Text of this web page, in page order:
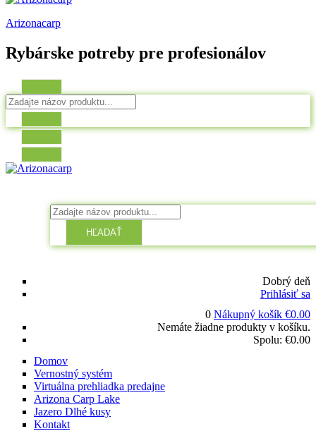
Arizonacarp
Rybárske potreby pre profesionálov
HĽADAŤ
Dobrý deň
Prihlásiť sa
0 Nákupný košík €0.00
Nemáte žiadne produkty v košíku.
Spolu: €0.00
Domov
Vernostný systém
Virtuálna prehliadka predajne
Arizona Carp Lake
Jazero Dlhé kusy
Kontakt